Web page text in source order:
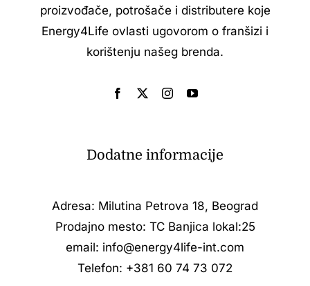
proizvođače, potrošače i distributere koje
Energy4Life ovlasti ugovorom o franšizi i
korištenju našeg brenda.
Dodatne informacije
Adresa: Milutina Petrova 18, Beograd
Prodajno mesto: TC Banjica lokal:25
email: info@energy4life-int.com
Telefon: +381 60 74 73 072